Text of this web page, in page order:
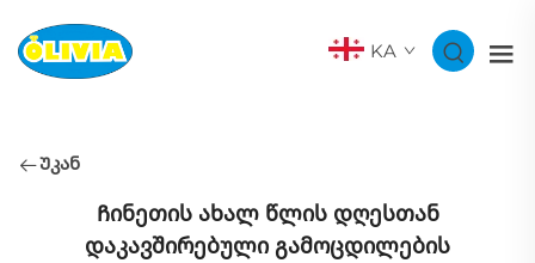
KA
Უკან
Ჩინეთის ახალ წლის დღესთან
დაკავშირებული გამოცდილების